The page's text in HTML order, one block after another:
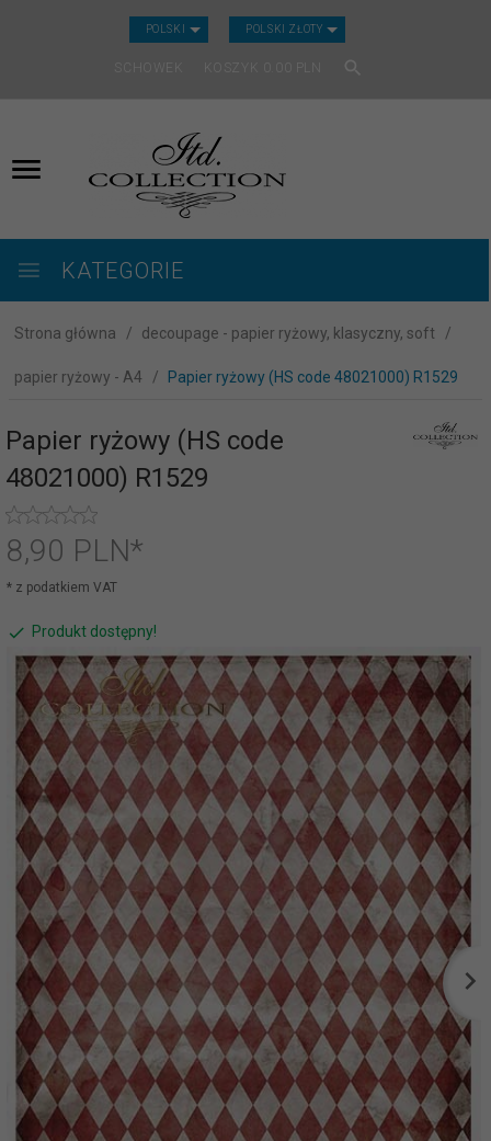
POLSKI CURRENCY_H
POLSKI ZŁOTY
SCHOWEK KOSZYK
KATEGORIE
Strona główna decoupage - papier ryżowy, klasyczny, soft
papier ryżowy - A4 Papier ryżowy (HS code 48021000) R1529
Papier ryżowy (HS code
48021000) R1529
8,90 PLN*
* z podatkiem VAT
Produkt dostępny!